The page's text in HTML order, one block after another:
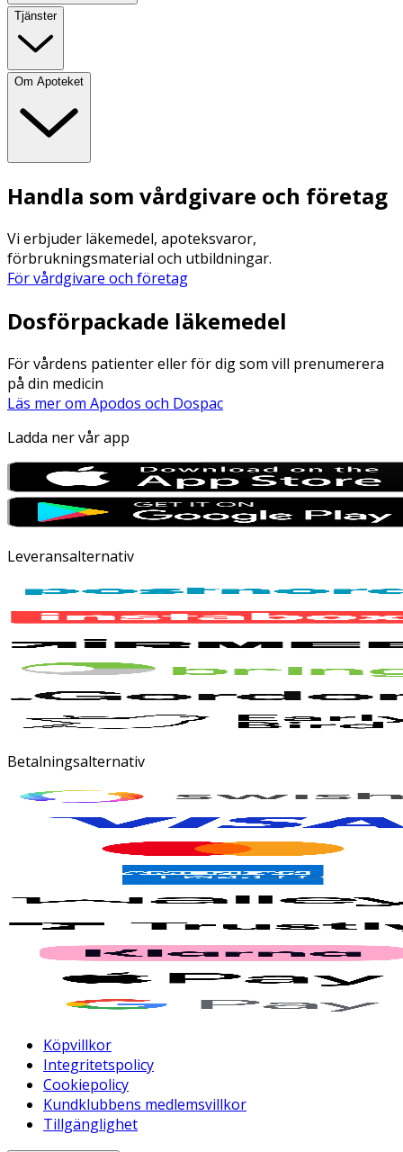
Tjänster
Om Apoteket
Handla som vårdgivare och företag
Vi erbjuder läkemedel, apoteksvaror,
förbrukningsmaterial och utbildningar.
För vårdgivare och företag
Dosförpackade läkemedel
För vårdens patienter eller för dig som vill prenumerera
på din medicin
Läs mer om Apodos och Dospac
Ladda ner vår app
Leveransalternativ
Betalningsalternativ
Köpvillkor
Integritetspolicy
Cookiepolicy
Kundklubbens medlemsvillkor
Tillgänglighet